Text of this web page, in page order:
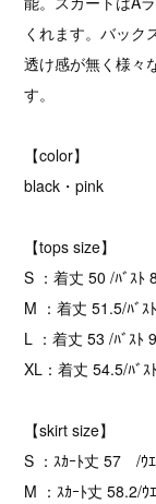
くれます。バック
透け感が無く様々
す。
【color】
black・pink
【tops size】
S ：着丈 50 /ﾊﾞｽﾄ
M ：着丈 51.5/ﾊﾞｽ
L ：着丈 53 /ﾊﾞｽﾄ
XL：着丈 54.5/ﾊﾞ
【skirt size】
S ：ｽｶｰﾄ丈 57 /ｳ
M ：ｽｶｰﾄ丈 58.2/ｳ